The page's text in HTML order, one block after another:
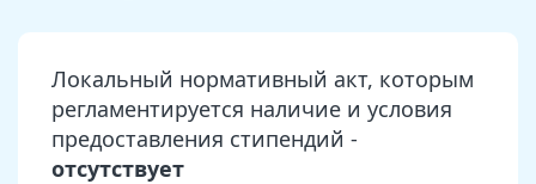
Локальный нормативный акт, которым
регламентируется наличие и условия
предоставления стипендий -
отсутствует